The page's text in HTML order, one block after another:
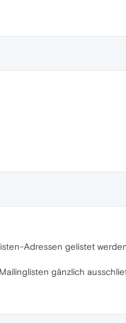
Adressen gelistet
gänzlich